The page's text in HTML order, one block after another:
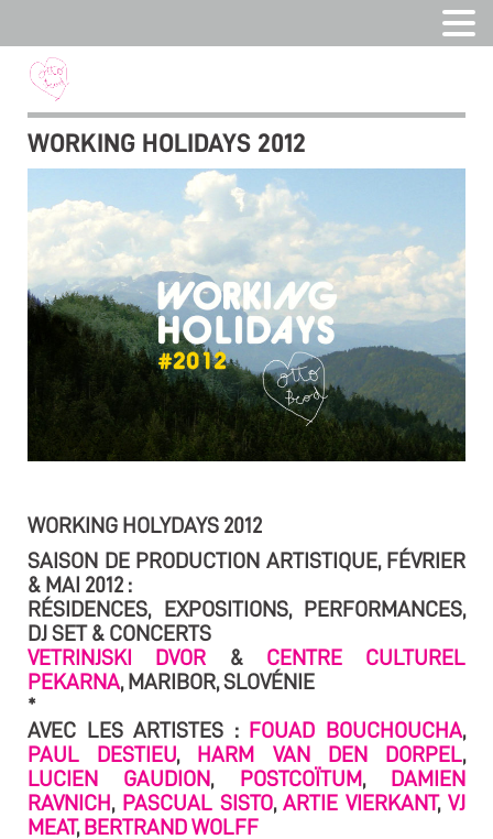
WORKING HOLIDAYS 2012
WORKING HOLYDAYS 2012
SAISON DE PRODUCTION ARTISTIQUE, FÉVRIER
& MAI 2012 :
RÉSIDENCES, EXPOSITIONS, PERFORMANCES,
DJ SET & CONCERTS
VETRINJSKI DVOR & CENTRE CULTUREL
PEKARNA, MARIBOR, SLOVÉNIE
*
AVEC LES ARTISTES : FOUAD BOUCHOUCHA,
PAUL DESTIEU, HARM VAN DEN DORPEL,
LUCIEN GAUDION, POSTCOÏTUM, DAMIEN
RAVNICH, PASCUAL SISTO,ARTIE VIERKANT,VJ
MEAT, BERTRAND WOLFF